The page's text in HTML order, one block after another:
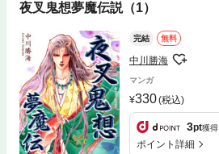
夜叉鬼想夢魔伝説（1）
完結 無料
中川勝海
マンガ
330(税込)
3pt獲得
ポイント詳細